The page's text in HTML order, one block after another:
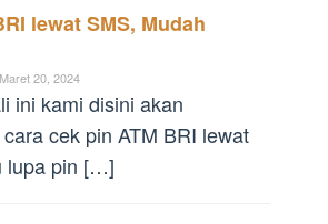
lewat SMS, Mudah
Maret 20, 2024
ini kami disini akan
cek pin ATM BRI lewat
lupa pin […]